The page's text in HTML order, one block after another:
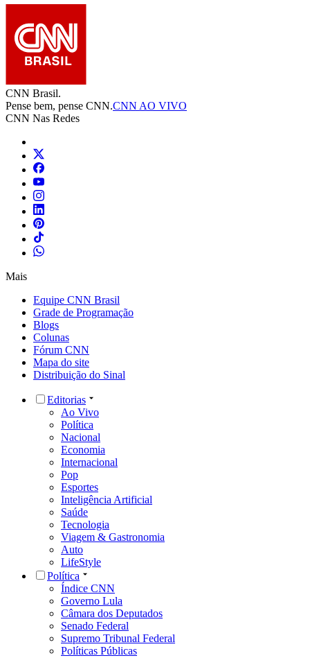
CNN Brasil.
Pense bem, pense CNN.CNN AO VIVO
CNN Nas Redes
Mais
Equipe CNN Brasil
Grade de Programação
Blogs
Colunas
Fórum CNN
Mapa do site
Distribuição do Sinal
Editorias
Ao Vivo
Política
Nacional
Economia
Internacional
Pop
Esportes
Inteligência Artificial
Saúde
Tecnologia
Viagem & Gastronomia
Auto
LifeStyle
Política
Índice CNN
Governo Lula
Câmara dos Deputados
Senado Federal
Supremo Tribunal Federal
Políticas Públicas